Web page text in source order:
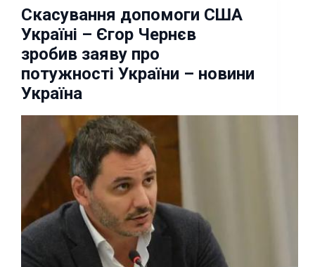
Скасування допомоги США
Україні – Єгор Чернєв
зробив заяву про
потужності України – новини
Україна